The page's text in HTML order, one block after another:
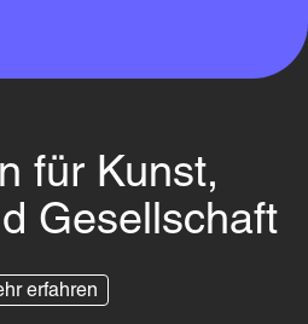
für Kunst,
Gesellschaft
erfahren